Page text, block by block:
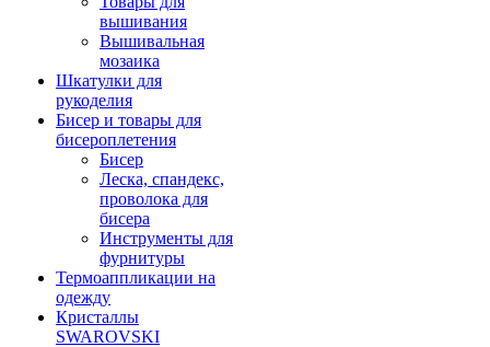
вышивания
Вышивальная
мозаика
Шкатулки для
рукоделия
Бисер и товары для
бисероплетения
Бисер
Леска, спандекс,
проволока для
бисера
Инструменты для
фурнитуры
Термоаппликации на
одежду
Кристаллы
SWAROVSKI